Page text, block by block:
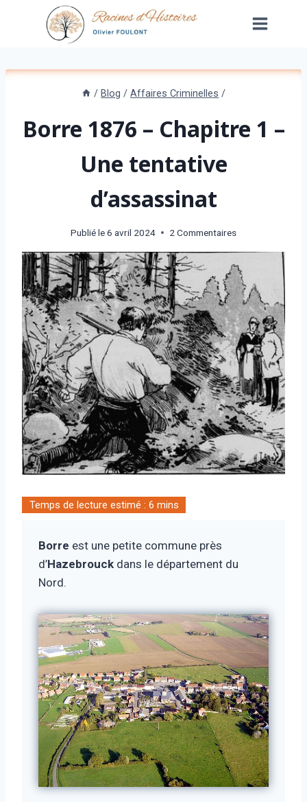
/ Blog / Affaires Criminelles /
Borre 1876 – Chapitre 1 –
Une tentative
d’assassinat
Publié le6 avril 2024 2 Commentaires
Borre est une petite commune près
d’Hazebrouck dans le département du
Nord.